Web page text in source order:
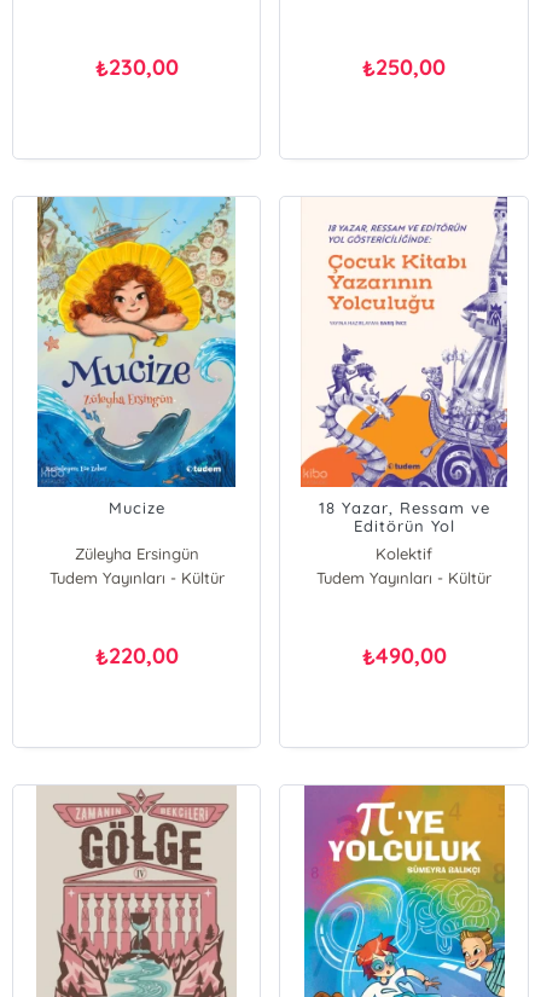
₺230,00 ₺250,00
Mucize
Züleyha Ersingün
Tudem Yayınları - Kültür
₺220,00
18 Yazar, Ressam ve
Editörün Yol
Göstericiliğinde: Çocuk
Kitabı Yazarının Yolculuğu
Kolektif
Tudem Yayınları - Kültür
₺490,00